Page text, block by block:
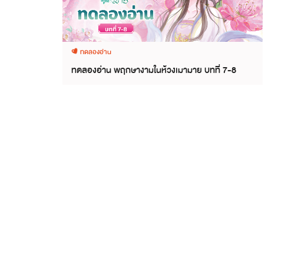
ทดลองอ่าน
ทดลองอ่าน พฤกษางามในห้วงเมามาย บทที่ 7-8